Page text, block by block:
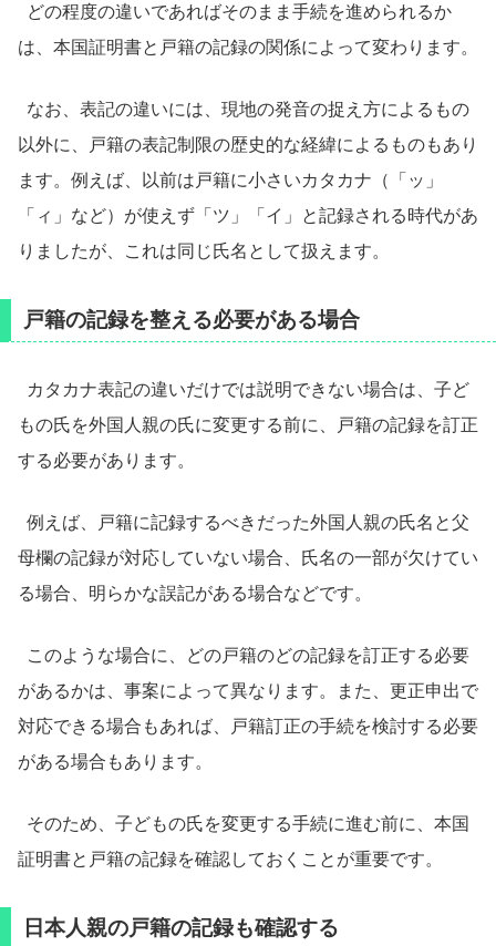
どの程度の違いであればそのまま手続を進められるか
は、本国証明書と戸籍の記録の関係によって変わります。
なお、表記の違いには、現地の発音の捉え方によるもの
以外に、戸籍の表記制限の歴史的な経緯によるものもあり
ます。例えば、以前は戸籍に小さいカタカナ（「ッ」
「ィ」など）が使えず「ツ」「イ」と記録される時代があ
りましたが、これは同じ氏名として扱えます。
戸籍の記録を整える必要がある場合
カタカナ表記の違いだけでは説明できない場合は、子ど
もの氏を外国人親の氏に変更する前に、戸籍の記録を訂正
する必要があります。
例えば、戸籍に記録するべきだった外国人親の氏名と父
母欄の記録が対応していない場合、氏名の一部が欠けてい
る場合、明らかな誤記がある場合などです。
このような場合に、どの戸籍のどの記録を訂正する必要
があるかは、事案によって異なります。また、更正申出で
対応できる場合もあれば、戸籍訂正の手続を検討する必要
がある場合もあります。
そのため、子どもの氏を変更する手続に進む前に、本国
証明書と戸籍の記録を確認しておくことが重要です。
日本人親の戸籍の記録も確認する